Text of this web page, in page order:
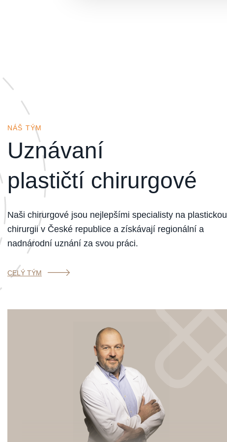
NÁŠ TÝM
Uznávaní
plastičtí chirurgové
Naši chirurgové jsou nejlepšími specialisty na plastickou
chirurgii v České republice a získávají regionální a
nadnárodní uznání za svou práci.
CELÝ TÝM